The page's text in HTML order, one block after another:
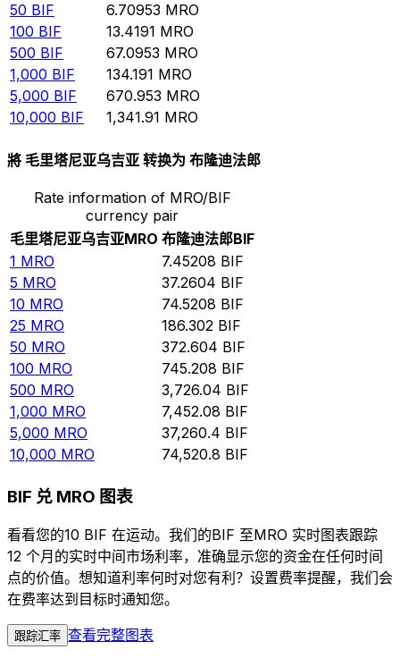
50 BIF 6.70953 MRO
100 BIF 13.4191 MRO
500 BIF 67.0953 MRO
1,000 BIF 134.191 MRO
5,000 BIF 670.953 MRO
10,000 BIF 1,341.91 MRO
將 毛里塔尼亚乌吉亚 转换为 布隆迪法郎
Rate information of MRO/BIF
currency pair
毛里塔尼亚乌吉亚MRO 布隆迪法郎BIF
1 MRO 7.45208 BIF
5 MRO 37.2604 BIF
10 MRO 74.5208 BIF
25 MRO 186.302 BIF
50 MRO 372.604 BIF
100 MRO 745.208 BIF
500 MRO 3,726.04 BIF
1,000 MRO 7,452.08 BIF
5,000 MRO 37,260.4 BIF
10,000 MRO 74,520.8 BIF
BIF 兑 MRO 图表
看看您的10 BIF 在运动。我们的BIF 至MRO 实时图表跟踪
12 个月的实时中间市场利率，准确显示您的资金在任何时间
点的价值。想知道利率何时对您有利？设置费率提醒，我们会
在费率达到目标时通知您。
跟踪汇率 查看完整图表